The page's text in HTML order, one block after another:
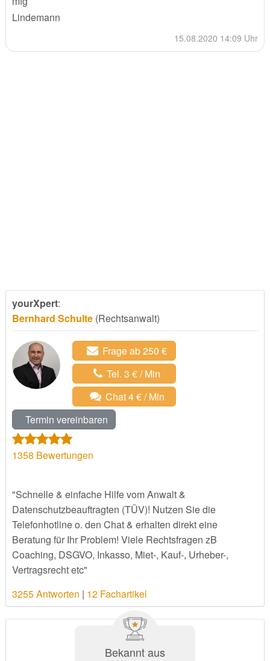
Lindemann
15.08.2020 14:09 Uhr
yourXpert:
Bernhard Schulte(Rechtsanwalt)
Frage ab 250 €
Tel. 3 € / Min
Chat 4 € / Min
Termin vereinbaren
1358 Bewertungen
"Schnelle & einfache Hilfe vom Anwalt &
Datenschutzbeauftragten (TÜV)! Nutzen Sie die
Telefonhotline o. den Chat & erhalten direkt eine
Beratung für Ihr Problem! Viele Rechtsfragen zB
Coaching, DSGVO, Inkasso, Miet-, Kauf-, Urheber-,
Vertragsrecht etc"
3255 Antworten | 12 Fachartikel
Bekannt aus